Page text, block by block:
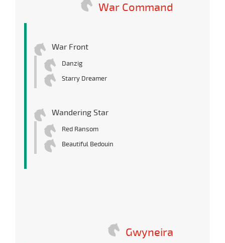
War Command
War Front
Danzig
Starry Dreamer
Wandering Star
Red Ransom
Beautiful Bedouin
Gwyneira